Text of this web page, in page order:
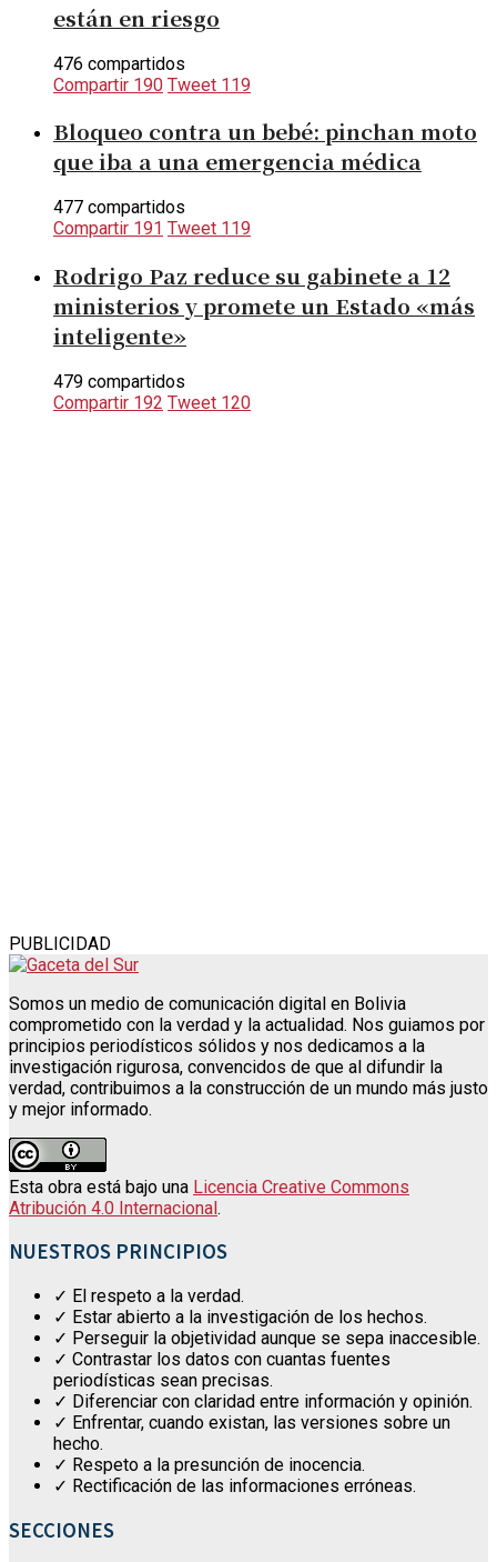
están en riesgo
476 compartidos
Compartir 190 Tweet 119
Bloqueo contra un bebé: pinchan moto
que iba a una emergencia médica
477 compartidos
Compartir 191 Tweet 119
Rodrigo Paz reduce su gabinete a 12
ministerios y promete un Estado «más
inteligente»
479 compartidos
Compartir 192 Tweet 120
PUBLICIDAD
Somos un medio de comunicación digital en Bolivia
comprometido con la verdad y la actualidad. Nos guiamos por
principios periodísticos sólidos y nos dedicamos a la
investigación rigurosa, convencidos de que al difundir la
verdad, contribuimos a la construcción de un mundo más justo
y mejor informado.
Esta obra está bajo una Licencia Creative Commons
Atribución 4.0 Internacional.
NUESTROS PRINCIPIOS
✓ El respeto a la verdad.
✓ Estar abierto a la investigación de los hechos.
✓ Perseguir la objetividad aunque se sepa inaccesible.
✓ Contrastar los datos con cuantas fuentes
periodísticas sean precisas.
✓ Diferenciar con claridad entre información y opinión.
✓ Enfrentar, cuando existan, las versiones sobre un
hecho.
✓ Respeto a la presunción de inocencia.
✓ Rectificación de las informaciones erróneas.
SECCIONES